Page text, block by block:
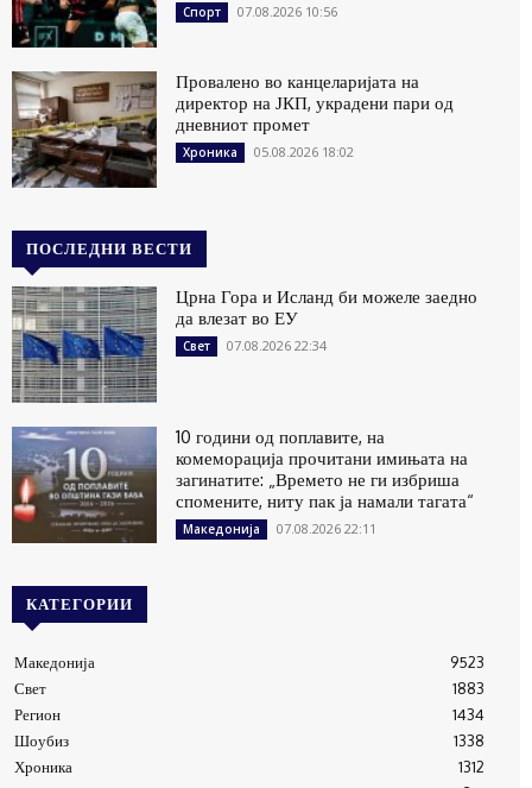
Спорт 07.08.2026 10:56
Провалено во канцеларијата на
директор на ЈКП, украдени пари од
дневниот промет
Хроника 05.08.2026 18:02
ПОСЛЕДНИ ВЕСТИ
Црна Гора и Исланд би можеле заедно
да влезат во ЕУ
Свет 07.08.2026 22:34
10 години од поплавите, на
комеморација прочитани имињата на
загинатите: „Времето не ги избриша
спомените, ниту пак ја намали тагата“
Македонија 07.08.2026 22:11
КАТЕГОРИИ
Македонија
9523
Свет
1883
Регион
1434
Шоубиз
1338
Хроника
1312